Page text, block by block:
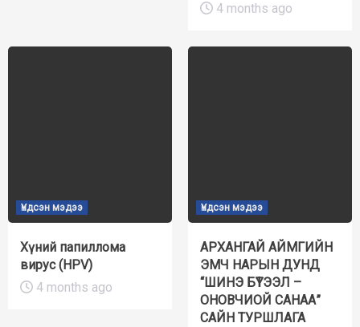
4 months ago
Үндсэн мэдээ
Хүний папиллома
вирус (HPV)
4 months ago
Үндсэн мэдээ
АРХАНГАЙ АЙМГИЙН
ЭМЧ НАРЫН ДУНД
“ШИНЭ БҮТЭЭЛ –
ОНОВЧИОЙ САНАА”
САЙН ТУРШЛАГА